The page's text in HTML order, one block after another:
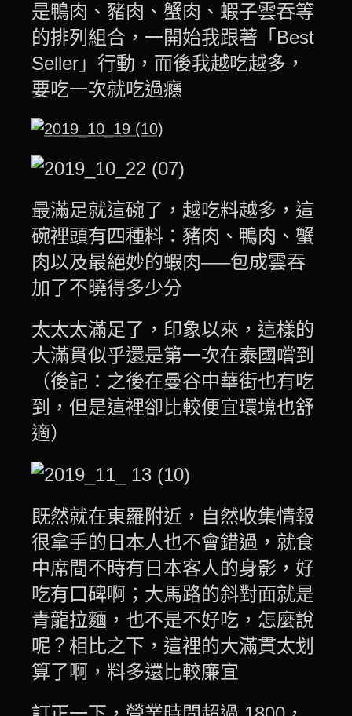
是鴨肉、豬肉、蟹肉、蝦子雲吞等
的排列組合，一開始我跟著「Best
Seller」行動，而後我越吃越多，
要吃一次就吃過癮
最滿足就這碗了，越吃料越多，這
碗裡頭有四種料：豬肉、鴨肉、蟹
肉以及最絕妙的蝦肉—–包成雲吞
加了不曉得多少分
太太太滿足了，印象以來，這樣的
大滿貫似乎還是第一次在泰國嚐到
（後記：之後在曼谷中華街也有吃
到，但是這裡卻比較便宜環境也舒
適）
既然就在東羅附近，自然收集情報
很拿手的日本人也不會錯過，就食
中席間不時有日本客人的身影，好
吃有口碑啊；大馬路的斜對面就是
青龍拉麵，也不是不好吃，怎麼說
呢？相比之下，這裡的大滿貫太划
算了啊，料多還比較廉宜